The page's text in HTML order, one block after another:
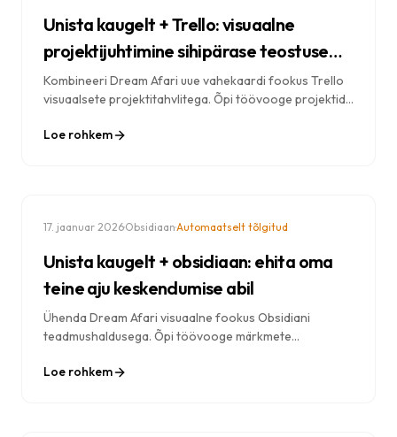
Unista kaugelt + Trello: visuaalne
projektijuhtimine sihipärase teostuse
abil
Kombineeri Dream Afari uue vahekaardi fookus Trello
visuaalsete projektitahvlitega. Õpi töövooge projektide
meeskonna nähtavuse säilitamiseks.
Loe rohkem
17. jaanuar 2026·Obsidiaan·Automaatselt tõlgitud
Unista kaugelt + obsidiaan: ehita oma
teine aju keskendumise abil
Ühenda Dream Afari visuaalne fookus Obsidiani
teadmushaldusega. Õpi töövooge märkmete
loomiseks, jäädes samal ajal produktiivseks.
Loe rohkem